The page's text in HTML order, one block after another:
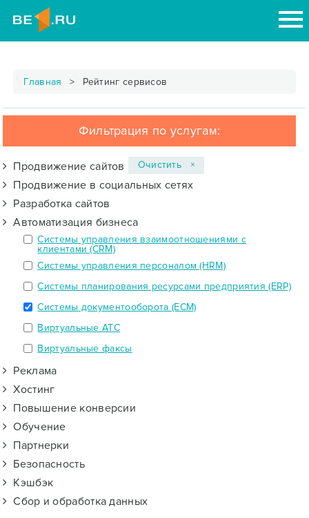
Главная Рейтинг сервисов
Фильтрация по услугам:
Продвижение сайтов
Продвижение в социальных сетях
Разработка сайтов
Автоматизация бизнеса
Системы управления взаимоотношениями с
клиентами (CRM)
Системы управления персоналом (HRM)
Системы планирования ресурсами предприятия (ERP)
Системы документооборота (ECM)
Виртуальные АТС
Виртуальные факсы
Реклама
Хостинг
Повышение конверсии
Обучение
Партнерки
Безопасность
Кэшбэк
Сбор и обработка данных
Очистить ×